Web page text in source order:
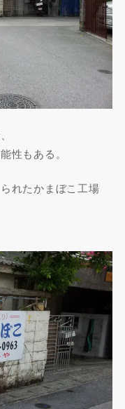
性もある。
れたかまぼこ工場